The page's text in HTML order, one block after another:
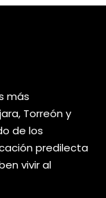
más
Torreón y
de los
predilecta
vivir al